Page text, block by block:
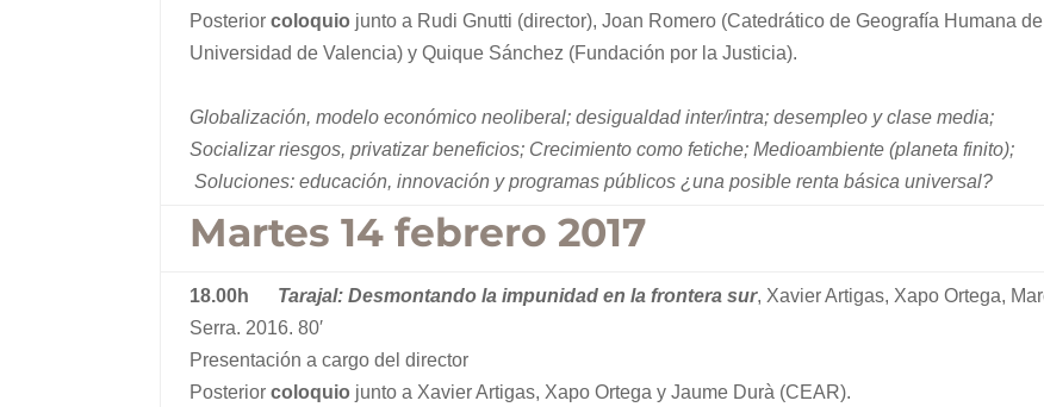
Posteriorcoloquio junto a Rudi Gnutti (director), Joan Romero (Catedrático de Geografía Humana
Universidad de Valencia) y Quique Sánchez (Fundación por la Justicia).
Globalización, modelo económico neoliberal; desigualdad inter/intra; desempleo y clase media;
Socializar riesgos, privatizar beneficios; Crecimiento como fetiche; Medioambiente (planeta finito);
Soluciones: educación, innovación y programas públicos ¿una posible renta básica universal?
Martes 14 febrero 2017
18.00h Tarajal: Desmontando la impunidad en la frontera sur, Xavier Artigas, Xapo Ortega,
Serra. 2016. 80′
Presentación a cargo del director
Posteriorcoloquio junto a Xavier Artigas, Xapo Ortega y Jaume Durà (CEAR).